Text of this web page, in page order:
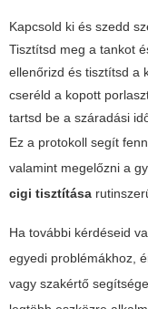
Kapcsold ki és szedd
Tisztítsd meg a tankot
ellenőrizd és tisztítsd a
cseréld a kopott
tartsd be a száradási
Ez a protokoll segít
valamint megelőzni a
cigi tisztítása
Ha további kérdéseid
egyedi problémákhoz,
vagy szakértő